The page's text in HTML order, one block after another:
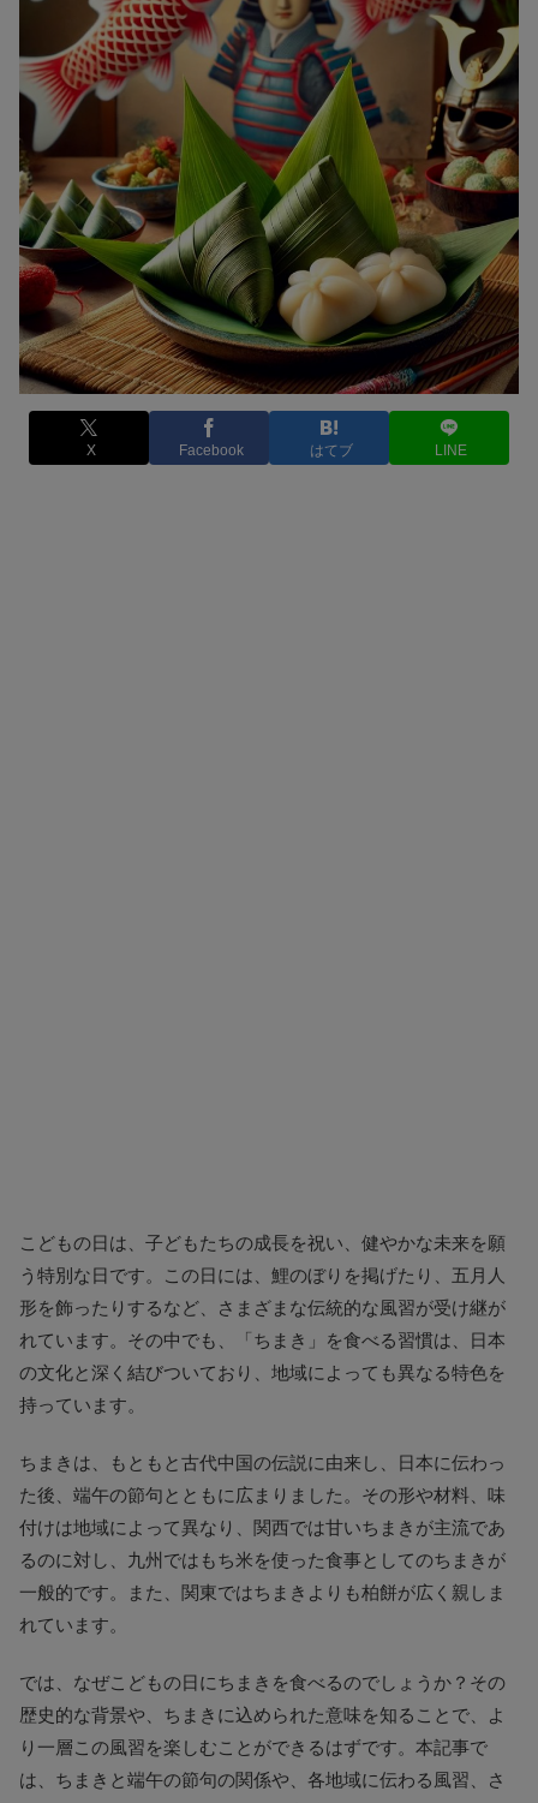
X Facebook はてブ LINE
こどもの日は、子どもたちの成長を祝い、健やかな未来を願
う特別な日です。この日には、鯉のぼりを掲げたり、五月人
形を飾ったりするなど、さまざまな伝統的な風習が受け継が
れています。その中でも、「ちまき」を食べる習慣は、日本
の文化と深く結びついており、地域によっても異なる特色を
持っています。
ちまきは、もともと古代中国の伝説に由来し、日本に伝わっ
た後、端午の節句とともに広まりました。その形や材料、味
付けは地域によって異なり、関西では甘いちまきが主流であ
るのに対し、九州ではもち米を使った食事としてのちまきが
一般的です。また、関東ではちまきよりも柏餅が広く親しま
れています。
では、なぜこどもの日にちまきを食べるのでしょうか？その
歴史的な背景や、ちまきに込められた意味を知ることで、よ
り一層この風習を楽しむことができるはずです。本記事で
は、ちまきと端午の節句の関係や、各地域に伝わる風習、さ